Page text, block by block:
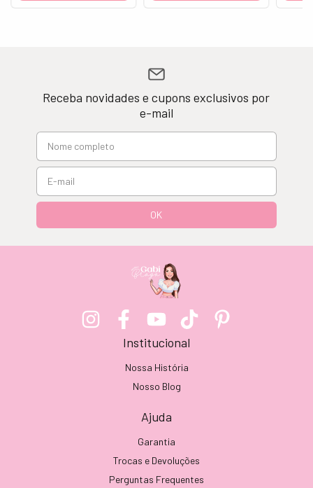
Receba novidades e cupons exclusivos por
e-mail
Institucional
Nossa História
Nosso Blog
Ajuda
Garantia
Trocas e Devoluções
Perguntas Frequentes